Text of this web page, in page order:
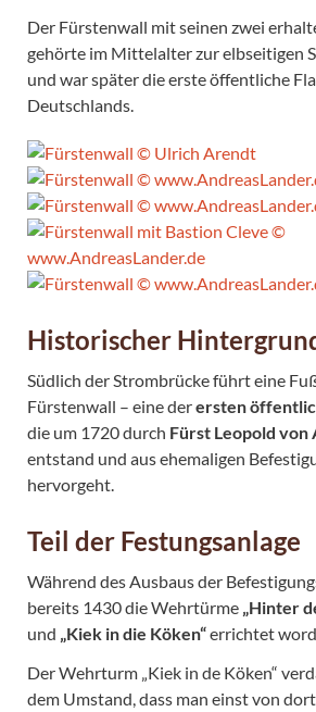
Der Fürstenwall mit seinen zwei
gehörte im Mittelalter zur elbseitigen
und war später die erste öffentliche
Deutschlands.
Historischer
Südlich der Strombrücke führt eine
Fürstenwall – eine derersten
die um 1720 durch Fürst Leopold von
entstand und aus ehemaligen
hervorgeht.
Teil der Festungsanlage
Während des Ausbaus der
bereits 1430 die Wehrtürme „Hinter
und „Kiek in die Köken“errichtet
Der Wehrturm „Kiek in de Köken“
dem Umstand, dass man einst von